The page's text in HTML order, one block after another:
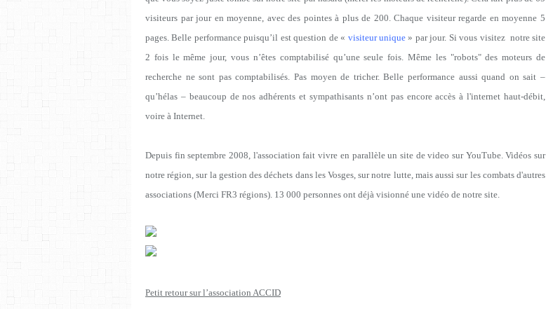
visiteurs par jour en moyenne, avec des pointes à plus de 200. Chaque visiteur regarde en moyenne 5
pages. Belle performance puisqu’il est question de « visiteur unique » par jour. Si vous visitez notre site
2 fois le même jour, vous n’êtes comptabilisé qu’une seule fois. Même les "robots" des moteurs de
recherche ne sont pas comptabilisés. Pas moyen de tricher. Belle performance aussi quand on sait –
qu’hélas – beaucoup de nos adhérents et sympathisants n’ont pas encore accès à l'internet haut-débit,
voire à Internet.
Depuis fin septembre 2008, l'association fait vivre en parallèle un site de video sur YouTube. Vidéos sur
notre région, sur la gestion des déchets dans les Vosges, sur notre lutte, mais aussi sur les combats d'autres
associations (Merci FR3 régions). 13 000 personnes ont déjà visionné une vidéo de notre site.
Petit retour sur l’association ACCID